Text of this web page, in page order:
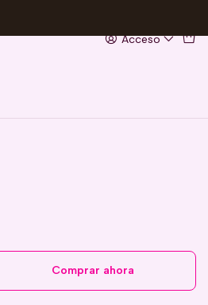
Acceso
Comprar ahora